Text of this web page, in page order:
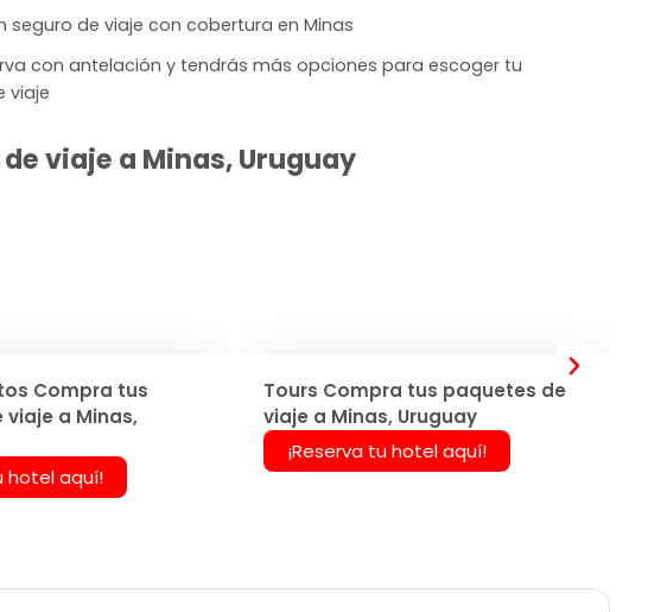
seguro de viaje con cobertura en Minas
con antelación y tendrás más opciones para escoger tu
viaje
viaje a Minas, Uruguay
Compra tus
a Minas,
hotel aquí!
Tours Compra tus paquetes de
viaje a Minas, Uruguay
¡Reserva tu hotel aquí!